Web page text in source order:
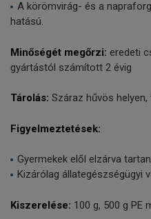
A körömvirág- és a
hatású.
Minőségét megőrzi: eredeti
gyártástól számított 2 évig
Tárolás: Száraz hűvös
Figyelmeztetések:
Gyermekek elől elzárva
Kizárólag állategészségügyi
Kiszerelése: 100 g, 500 g PE